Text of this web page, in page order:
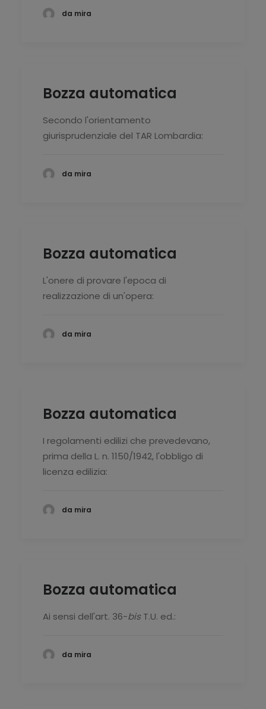
da mira
Bozza automatica
Secondo l'orientamento
giurisprudenziale del TAR Lombardia:
da mira
Bozza automatica
L'onere di provare l'epoca di
realizzazione di un'opera:
da mira
Bozza automatica
I regolamenti edilizi che prevedevano,
prima della L. n. 1150/1942, l'obbligo di
licenza edilizia:
da mira
Bozza automatica
Ai sensi dell'art. 36-bisT.U. ed.:
da mira